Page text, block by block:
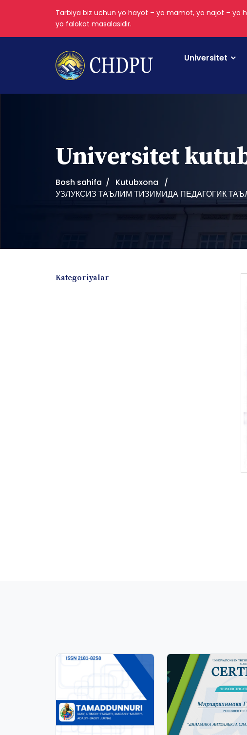
Tarbiya biz uchun yo hayot – yo mamot, yo najot – yo
yo falokat masalasidir.
Universitet
Universitet
Bosh sahifa
Kutubxona
УЗЛУКСИЗ ТАЪЛИМ ТИЗИМИДА ПЕДАГОГИК
Kategoriyalar